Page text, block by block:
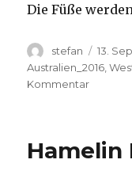
Die Füße
Autor
stefan
am
13.
Australien_2016 ,
Kommentarzu
Hamelin